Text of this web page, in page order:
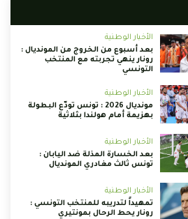
الأخبار الوطنية
بعد أسبوع من الخروج من المونديال :
رونار ينهي تجربته مع المنتخب
التونسي
الأخبار الوطنية
مونديال 2026 : تونس تودّع البطولة
بهزيمة أمام هولندا بثلاثية
الأخبار الوطنية
بعد الخسارة المذلة ضد اليابان :
تونس ثالث مغادري المونديال
الأخبار الوطنية
تمهيداً لتدريبه للمنتخب التونسي :
رونار يحط الرحال بمونتيري